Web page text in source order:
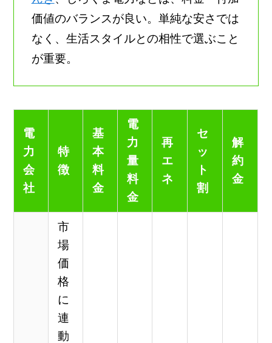
価値のバランスが良い。単純な安さでは
なく、生活スタイルとの相性で選ぶこと
が重要。
電
力
会
社
特
徴
基
本
料
金
電
力
量
料
金
再
エ
ネ
セ
ッ
ト
割
解
約
金
市
場
価
格
に
連
動